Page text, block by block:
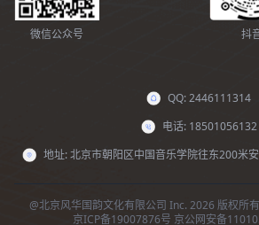
微信公众号 抖
QQ: 2446111314
电话: 18501056132
地址: 北京市朝阳区中国音乐学院往东200米
@北京风华国韵文化有限公司 Inc. 2026 版权所有
京ICP备19007876号 京公网安备